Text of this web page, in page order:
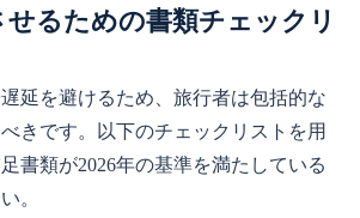
るための書類チェックリ
延を避けるため、旅行者は包括的な
きです。以下のチェックリストを用
書類が2026年の基準を満たしている
。